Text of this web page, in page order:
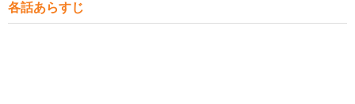
各話あらすじ